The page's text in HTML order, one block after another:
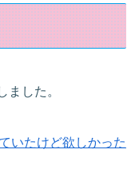
した。
いたけど欲しかった